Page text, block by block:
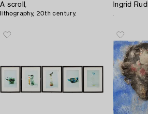
A scroll,
lithography, 20th century.
Ingrid